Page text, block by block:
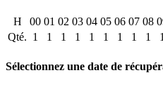
H 00 01 02 03 04 05 06 07 08
Qté. 1 1 1 1 1 1 1 1 1 1
Sélectionnez une date de